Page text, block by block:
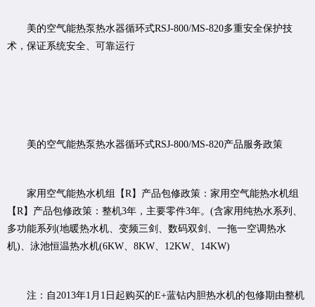
美的空气能热泵热水器循环式RSJ-800/MS-820多重安全保护技
术，保证系统安全、可靠运行
美的空气能热泵热水器循环式RSJ-800/MS-820产品服务政策
家用空气能热水机组【R】产品包修政策：家用空气能热水机组
【R】产品包修政策：整机3年，主要零件3年。(含家用纯热水系列、
多功能系列(地暖热水机、变频三剑、数码双剑、一拖一空调热水
机)、泳池恒温热水机(6KW、8KW、12KW、14KW)
注：自2013年1月1日起购买的E+蓝钻内胆热水机的包修期由整机